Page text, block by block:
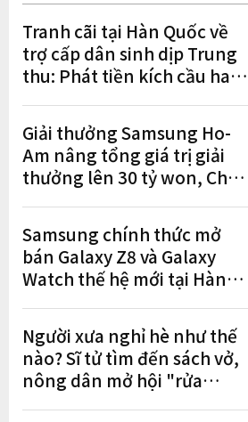
Tranh cãi tại Hàn Quốc về
trợ cấp dân sinh dịp Trung
thu: Phát tiền kích cầu hay
Giải thưởng Samsung Ho-
Am nâng tổng giá trị giải
thưởng lên 30 tỷ won, Chủ
lễ trao giải năm thứ 5 liên
tiếp
Samsung chính thức mở
bán Galaxy Z8 và Galaxy
Watch thế hệ mới tại Hàn
đơn đặt trước
Người xưa nghỉ hè như thế
nào? Sĩ tử tìm đến sách vở,
nông dân mở hội "rửa